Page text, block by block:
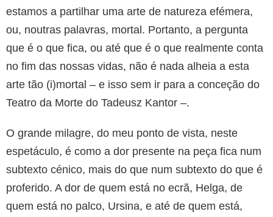
estamos a partilhar uma arte de natureza efémera,
ou, noutras palavras, mortal. Portanto, a pergunta
que é o que fica, ou até que é o que realmente conta
no fim das nossas vidas, não é nada alheia a esta
arte tão (i)mortal – e isso sem ir para a conceção do
Teatro da Morte do Tadeusz Kantor –.
O grande milagre, do meu ponto de vista, neste
espetáculo, é como a dor presente na peça fica num
subtexto cénico, mais do que num subtexto do que é
proferido. A dor de quem está no ecrã, Helga, de
quem está no palco, Ursina, e até de quem está,